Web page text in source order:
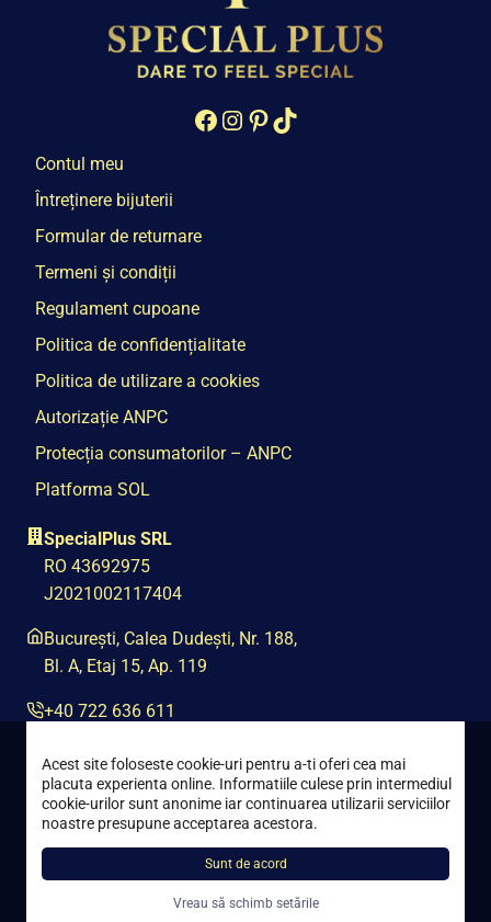
Facebook
Instagram
Pinterest
TikTok
Contul meu
Întreținere bijuterii
Formular de returnare
Termeni și condiții
Regulament cupoane
Politica de confidențialitate
Politica de utilizare a cookies
Autorizație ANPC
Protecția consumatorilor – ANPC
Platforma SOL
SpecialPlus SRL
RO 43692975
J2021002117404
București, Calea Dudești, Nr. 188,
Bl. A, Etaj 15, Ap. 119
+40 722 636 611
contact@special-plus.ro
Toate drepturile rezervate © 2021 – 2026 Special Plus
Acest site foloseste cookie-uri pentru a-ti oferi cea mai
placuta experienta online. Informatiile culese prin intermediul
cookie-urilor sunt anonime iar continuarea utilizarii serviciilor
noastre presupune acceptarea acestora.
Sunt de acord
Vreau să schimb setările